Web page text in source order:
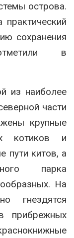
острова.
сохранения
в
из наиболее
части
крупные
котиков и
пути китов, а
парка
На
гнездятся
прибрежных